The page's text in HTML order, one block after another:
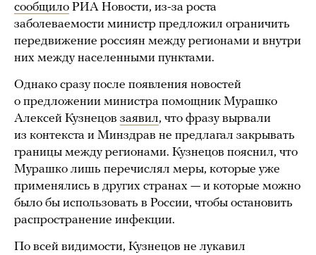
сообщило РИА Новости, из-за роста
заболеваемости министр предложил ограничить
передвижение россиян между регионами и внутри
них между населенными пунктами.
Однако сразу после появления новостей
о предложении министра помощник Мурашко
Алексей Кузнецов заявил, что фразу вырвали
из контекста и Минздрав не предлагал закрывать
границы между регионами. Кузнецов пояснил, что
Мурашко лишь перечислял меры, которые уже
применялись в других странах — и которые можно
было бы использовать в России, чтобы остановить
распространение инфекции.
По всей видимости, Кузнецов не лукавил